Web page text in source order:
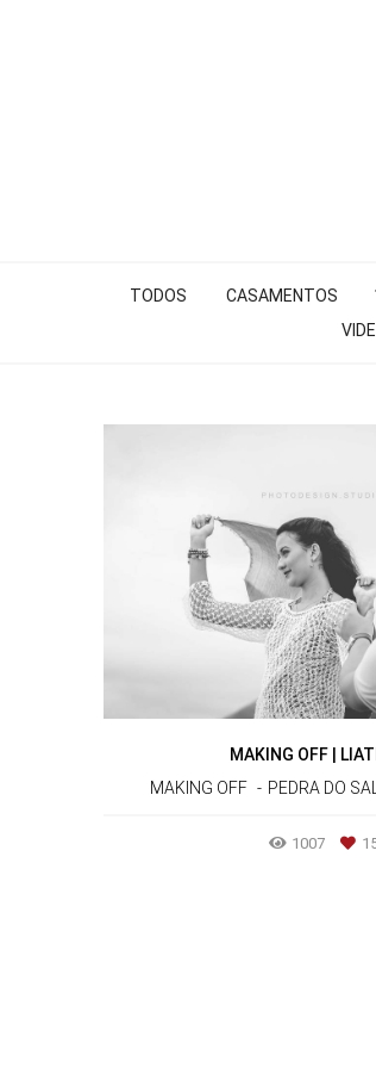
TODOS CASAMENTOS
MAKING OFF |
MAKING OFF
PEDRA DO
1007